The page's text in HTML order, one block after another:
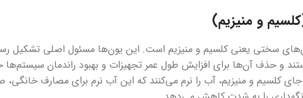
و منیزیم)
سختی یعنی کلسیم و منیزیم است. این یون‌ها مسئول اصلی تشکیل
و حذف آن‌ها برای افزایش طول عمر تجهیزات و بهبود راندمان
کلسیم و منیزیم، آب را نرم می‌کنند که این آب نرم برای مصارف خانگی،